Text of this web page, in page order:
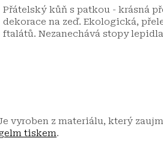
Přátelský kůň s patkou - krásná
dekorace na zeď. Ekologická,
ftalátů. Nezanechává stopy
vyroben z materiálu, který
tiskem.